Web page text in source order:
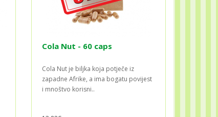
Cola Nut - 60 caps
Cola Nut je biljka koja potječe iz
zapadne Afrike, a ima bogatu povijest
i mnoštvo korisni..